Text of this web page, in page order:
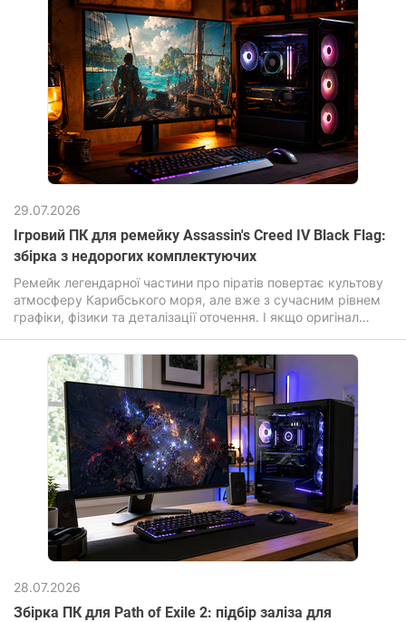
29.07.2026
Ігровий ПК для ремейку Assassin's Creed IV Black Flag:
збірка з недорогих комплектуючих
Ремейк легендарної частини про піратів повертає культову
атмосферу Карибського моря, але вже з сучасним рівнем
графіки, фізики та деталізації оточення. І якщо оригінал
Assassin's Creed Black Flag Resynced посилює візуальну
частину: перероблені текстури, покращене освітлення,
реалістична вода та «живіший» відкритий світ. Гра
перенесена на просунутий рушій Anvil з підтримкою
ілюмінування та трасування променів.
28.07.2026
Збірка ПК для Path of Exile 2: підбір заліза для